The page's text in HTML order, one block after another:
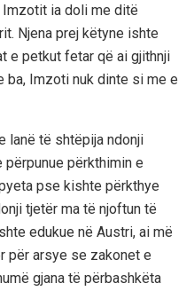
ia doli me ditë
Njena prej këtyne ishte
e petkut fetar që ai gjithnji
ba, Imzoti nuk dinte si me e
lanë të shtëpija ndonji
përpunue përkthimin e
pse kishte përkthye
tjetër ma të njoftun të
edukue në Austri, ai më
për arsye se zakonet e
gjana të përbashkëta